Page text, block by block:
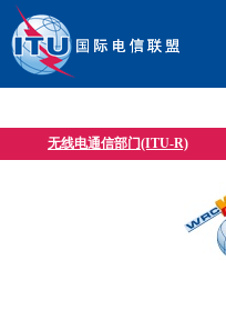
无线电通信部门(ITU-R)